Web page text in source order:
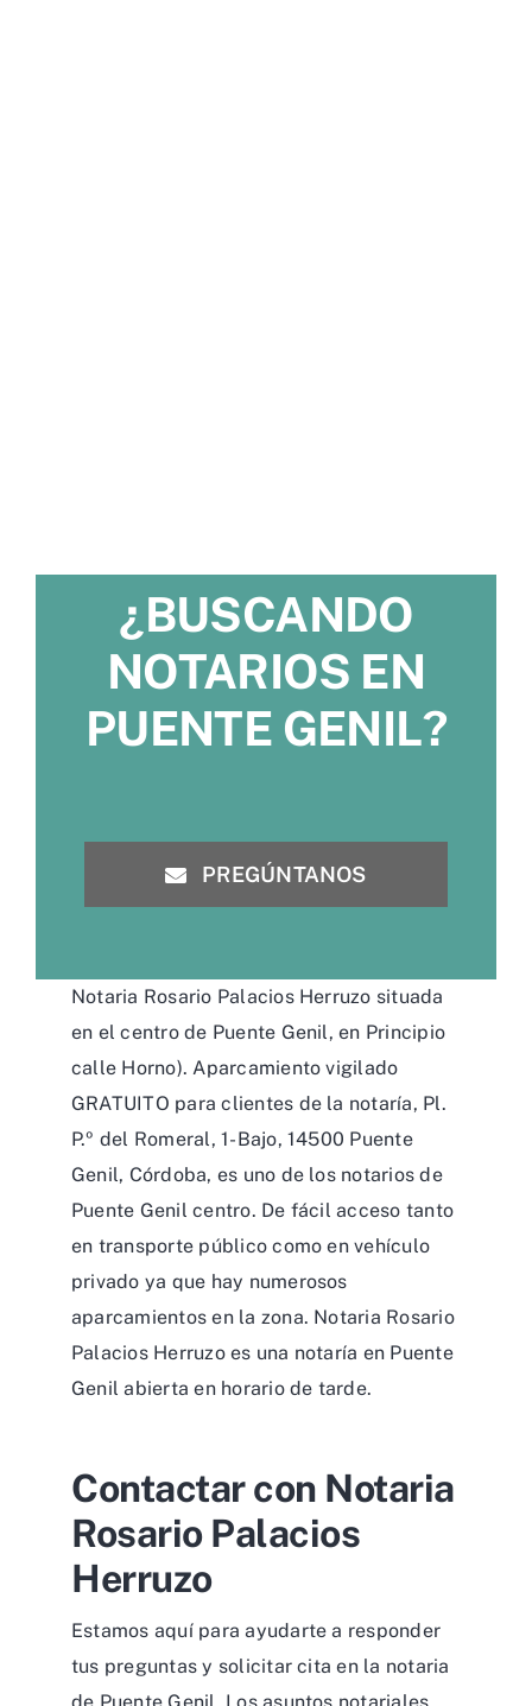
¿BUSCANDO
NOTARIOS EN
PUENTE GENIL?
PREGÚNTANOS
Notaria Rosario Palacios Herruzo situada
en el centro de Puente Genil, en Principio
calle Horno). Aparcamiento vigilado
GRATUITO para clientes de la notaría, Pl.
P.º del Romeral, 1-Bajo, 14500 Puente
Genil, Córdoba, es uno de los notarios de
Puente Genil centro. De fácil acceso tanto
en transporte público como en vehículo
privado ya que hay numerosos
aparcamientos en la zona. Notaria Rosario
Palacios Herruzo es una notaría en Puente
Genil abierta en horario de tarde.
Contactar con Notaria
Rosario Palacios
Herruzo
Estamos aquí para ayudarte a responder
tus preguntas y solicitar cita en la notaria